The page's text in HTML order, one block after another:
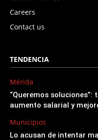
Careers
Contact us
TENDENCIA
Mérida
“Queremos soluciones”:
aumento salarial y
Municipios
Lo acusan de intentar